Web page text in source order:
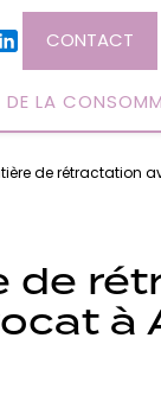
CONTACT
DE LA
de rétractation
de
à